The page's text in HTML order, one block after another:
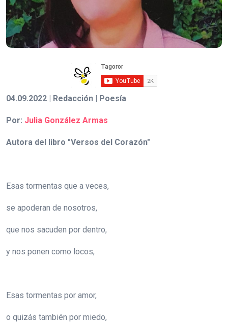
04.09.2022 | Redacción | Poesía
Por: Julia González Armas
Autora del libro "Versos del Corazón"
Esas tormentas que a veces,
se apoderan de nosotros,
que nos sacuden por dentro,
y nos ponen como locos,
Esas tormentas por amor,
o quizás también por miedo,